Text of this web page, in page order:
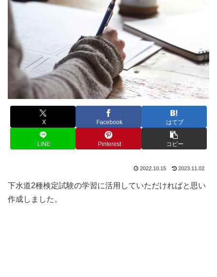
X Facebook はてブ
LINE Pinterest コピー
2022.10.15 2023.11.02
下水道2種検定試験の学習に活用していただければと思い
作成しました。